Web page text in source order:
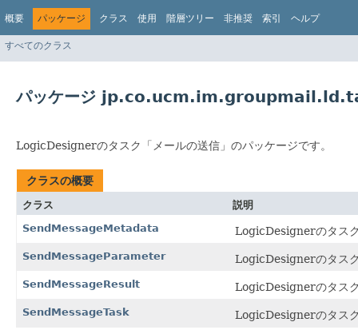
概要 パッケージ クラス 使用 階層ツリー 非推奨 索引 ヘルプ
すべてのクラス
パッケージ
LogicDesignerのタスク「メールの送信」のパッケージです。
クラスの概要
クラス
説明
SendMessageMetadata
LogicDesignerのタス
SendMessageParameter LogicDesignerのタス
SendMessageResult LogicDesignerのタス
SendMessageTask LogicDesignerのタス